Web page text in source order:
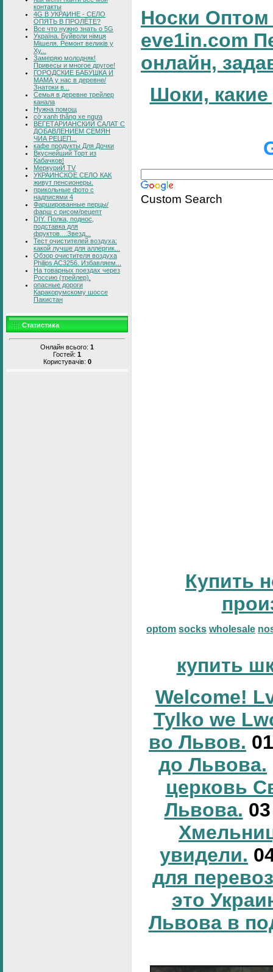
контакты
4G В УКРАИНЕ - СЕЛО
ОПЯТЬ В ПРОЛЁТЕ?
Все что нужно знать о 5G
Україна. Буйволи німця
Мішеля. Ремонт великів у
Ху...
Замеряю молодняк!
Привесы и многое другое!
ГОРОДСКИЕ БАБУШКА И
МАМА у нас в деревне/
Знатоки в...
Семья в деревне трейлер
канала
Нужна помощ
cờ xanh thắng xe ngựa
ВЕГЕТАРИАНСКИЙ САЛАТ С
ДОБАВЛЕНИЕМ СЕМЯН
ЧИА РЕЦЕП...
кафе продукты Для Дочки
Вкуснейший Торт из
Кабачков!
МеркуриЙ TV
УКРАИНСКОЕ СЕЛО КАК
живут пенсионеры.
прикольные фото с
надписями 4
Фаршированные перцы/
фарш с рисом/рецепт
DIY. Полка, поднос,
подставка для
фруктов....Звезд...
Тест очистителей воздуха:
какой лучше для аллергик...
Обзор очистителя воздуха
Philips AC3256. Избавляем...
На товарных поездах через
Россию (трейлер).
опасные дороги
Каракорумскому шоссе
Пакистан
Статистика
Онлайн всього: 1
Гостей: 1
Користувачів: 0
Носки Оптом
eve1in.com
онлайн,
Шоки, какие
Custom Search
Купить
optom socks wholesale
купить
Welcome!
Tylko we
во Львов.
до Львова.
церковь
Львова.
увидели.
для
это
Львова в